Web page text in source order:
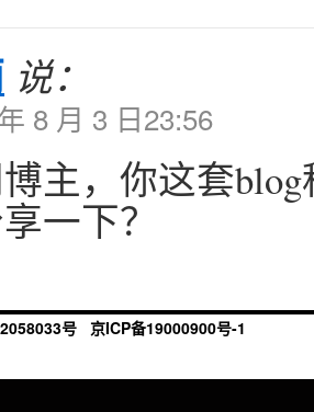
说：
8 月 3 日23:56
主，你这套
一下？
号 京ICP备19000900号-1